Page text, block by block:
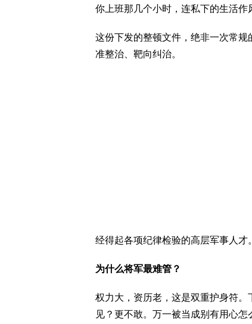
你上班那几个小时，连私下的生活作
这份下发的整顿文件，绝非一次常
准整治、靶向纠治。
经得起各项纪律检验的高层军事人才。
为什么将军最难管？
权力大，资历老，这是双重护身符
见？更不敢。万一被当成别有用心怎